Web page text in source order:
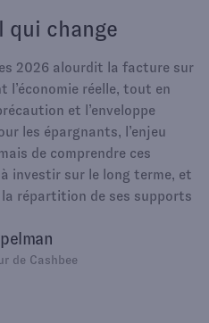
qui change
2026 alourdit la facture sur
l’économie réelle, tout en
et l’enveloppe
les épargnants, l’enjeu
de comprendre ces
investir sur le long terme, et
répartition de ses supports
de Cashbee